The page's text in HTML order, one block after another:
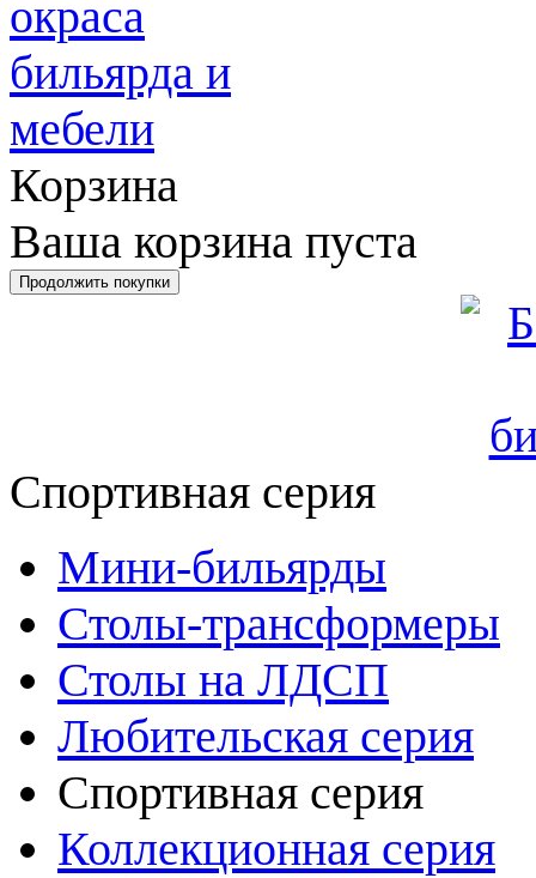
Корзина
Ваша корзина пуста
Спортивная серия
Мини-бильярды
Столы-трансформеры
Столы на ЛДСП
Любительская серия
Спортивная серия
Коллекционная серия